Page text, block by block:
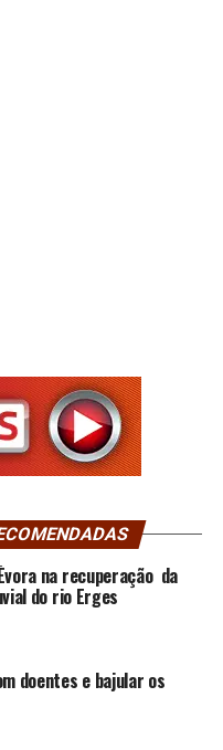
na recuperação da
do rio Erges
doentes e bajular os